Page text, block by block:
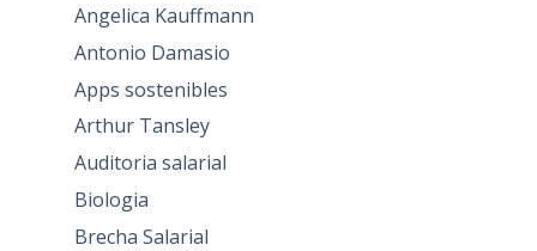
Angelica Kauffmann
Antonio Damasio
Apps sostenibles
Arthur Tansley
Auditoria salarial
Biologia
Brecha Salarial